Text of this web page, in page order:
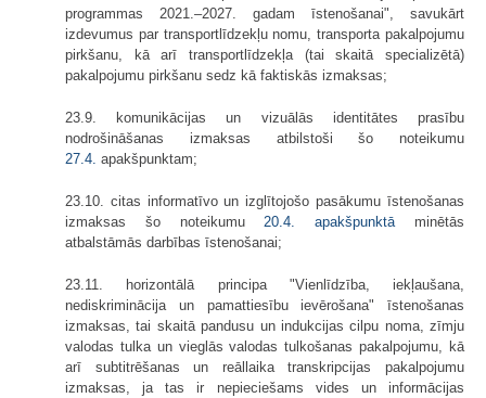
programmas 2021.–2027. gadam īstenošanai", savukārt
izdevumus par transportlīdzekļu nomu, transporta pakalpojumu
pirkšanu, kā arī transportlīdzekļa (tai skaitā specializētā)
pakalpojumu pirkšanu sedz kā faktiskās izmaksas;
23.9. komunikācijas un vizuālās identitātes prasību
nodrošināšanas izmaksas atbilstoši šo noteikumu
27.4. apakšpunktam;
23.10. citas informatīvo un izglītojošo pasākumu īstenošanas
izmaksas šo noteikumu 20.4. apakšpunktā minētās
atbalstāmās darbības īstenošanai;
23.11. horizontālā principa "Vienlīdzība, iekļaušana,
nediskriminācija un pamattiesību ievērošana" īstenošanas
izmaksas, tai skaitā pandusu un indukcijas cilpu noma, zīmju
valodas tulka un vieglās valodas tulkošanas pakalpojumu, kā
arī subtitrēšanas un reāllaika transkripcijas pakalpojumu
izmaksas, ja tas ir nepieciešams vides un informācijas